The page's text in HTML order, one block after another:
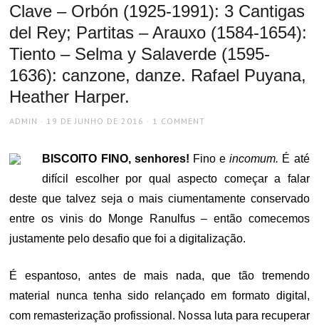
Clave – Orbón (1925-1991): 3 Cantigas
del Rey; Partitas – Arauxo (1584-1654):
Tiento – Selma y Salaverde (1595-
1636): canzone, danze. Rafael Puyana,
Heather Harper.
AUTHOR
ADMIN
POSTED
19 DE JUNHO DE 2016 1 COMMENT
BISCOITO FINO, senhores! Fino eincomum. É até
difícil escolher por qual aspecto começar a falar
deste que talvez seja o mais ciumentamente conservado
entre os vinis do Monge Ranulfus – então comecemos
justamente pelo desafio que foi a digitalização.
É espantoso, antes de mais nada, que tão tremendo
material nunca tenha sido relançado em formato digital,
com remasterização profissional. Nossa luta para recuperar